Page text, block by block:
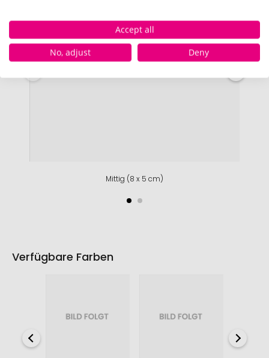
Mittig (8 x 5 cm)
Verfügbare Farben
Accept all
No, adjust
Deny